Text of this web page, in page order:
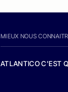
MIEUX NOUS
ATLANTICO C'EST